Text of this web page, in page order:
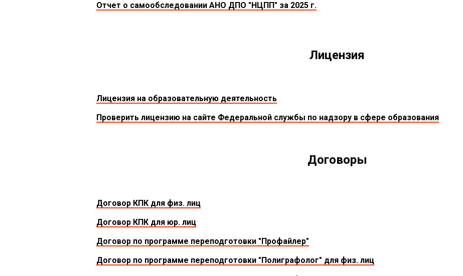
Отчет о самообследовании АНО ДПО "НЦПП" за 2025 г.
Лицензия
Лицензия на образовательную деятельность
Проверить лицензию на сайте Федеральной службы по надзору в сфере образования
Договоры
Договор КПК для физ. лиц
Договор КПК для юр. лиц
Договор по программе переподготовки "Профайлер"
Договор по программе переподготовки "Полиграфолог" для физ. лиц